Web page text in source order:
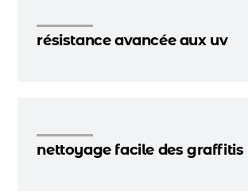
résistance avancée aux uv
nettoyage facile des graffitis